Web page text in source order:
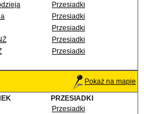
Przesiadki
Przesiadki
Przesiadki
Przesiadki
Przesiadki
Pokaż na mapie
PRZESIADKI
Przesiadki